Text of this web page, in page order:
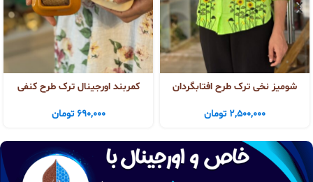
شومیز نخی ترک طرح افتابگردان
2,500,000 تومان
کمربند اورجینال ترک طرح کنفی
690,000 تومان